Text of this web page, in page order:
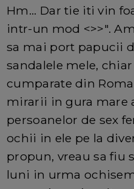
Hm... Dar tie iti vin
intr-un mod <>>".
sa mai port papucii
sandalele mele,
cumparate din
mirarii in gura mare
persoanelor de sex
ochii in ele pe la
propun, vreau sa fiu
luni in urma